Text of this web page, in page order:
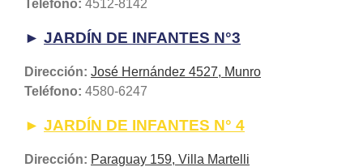
Teléfono: 4512-8142
► JARDÍN DE INFANTES N°3
Dirección: José Hernández 4527, Munro
Teléfono: 4580-6247
► JARDÍN DE INFANTES N° 4
Dirección: Paraguay 159, Villa Martelli